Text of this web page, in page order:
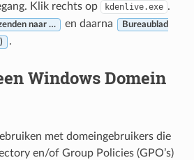
Klik rechts op
kdenlive.exe .
naar … en daarna Bureaublad
.
Windows Domein
met domeingebruikers die
en/of Group Policies (GPO’s)